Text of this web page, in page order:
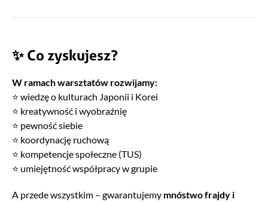
✨ Co zyskujesz?
W ramach warsztatów rozwijamy:
⭐ wiedzę o kulturach Japonii i Korei
⭐ kreatywność i wyobraźnię
⭐ pewność siebie
⭐ koordynację ruchową
⭐ kompetencje społeczne (TUS)
⭐ umiejętność współpracy w grupie
A przede wszystkim – gwarantujemy mnóstwo frajdy i